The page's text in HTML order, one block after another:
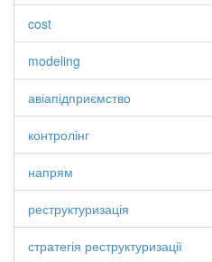
cost
modeling
авіапідприємство
контролінг
напрям
реструктуризація
стратегія реструктуризації